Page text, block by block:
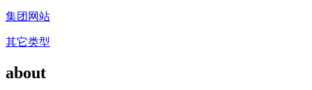
集团网站
其它类型
about